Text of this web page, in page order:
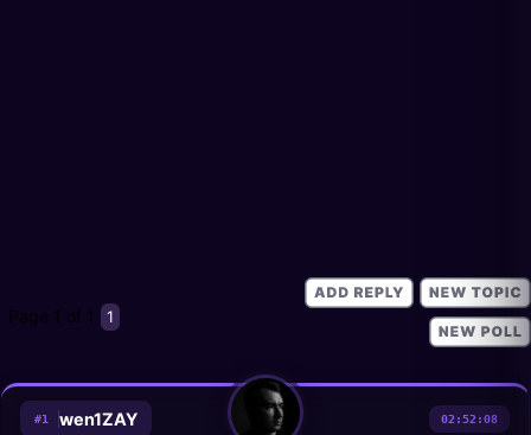
Page 1 of 1 1
#1 wen1ZAY 02:52:08